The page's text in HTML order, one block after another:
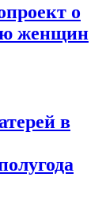
о
женщин
в